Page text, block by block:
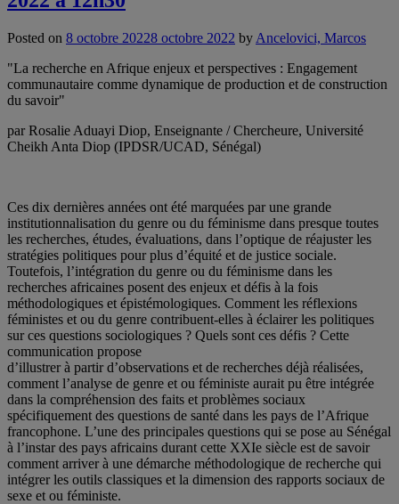
Posted on 8 octobre 20228 octobre 2022 by Ancelovici, Marcos
"La recherche en Afrique enjeux et perspectives : Engagement
communautaire comme dynamique de production et de construction
du savoir"
par Rosalie Aduayi Diop, Enseignante / Chercheure, Université
Cheikh Anta Diop (IPDSR/UCAD, Sénégal)
Ces dix dernières années ont été marquées par une grande
institutionnalisation du genre ou du féminisme dans presque toutes
les recherches, études, évaluations, dans l’optique de réajuster les
stratégies politiques pour plus d’équité et de justice sociale.
Toutefois, l’intégration du genre ou du féminisme dans les
recherches africaines posent des enjeux et défis à la fois
méthodologiques et épistémologiques. Comment les réflexions
féministes et ou du genre contribuent-elles à éclairer les politiques
sur ces questions sociologiques ? Quels sont ces défis ? Cette
communication propose
d’illustrer à partir d’observations et de recherches déjà réalisées,
comment l’analyse de genre et ou féministe aurait pu être intégrée
dans la compréhension des faits et problèmes sociaux
spécifiquement des questions de santé dans les pays de l’Afrique
francophone. L’une des principales questions qui se pose au Sénégal
à l’instar des pays africains durant cette XXIe siècle est de savoir
comment arriver à une démarche méthodologique de recherche qui
intégrer les outils classiques et la dimension des rapports sociaux de
sexe et ou féministe.